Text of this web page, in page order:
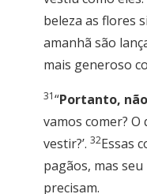
beleza as flores
amanhã são
mais generoso
31“Portanto,
vamos comer? O
vestir?’. 32Essas
pagãos, mas
precisam.